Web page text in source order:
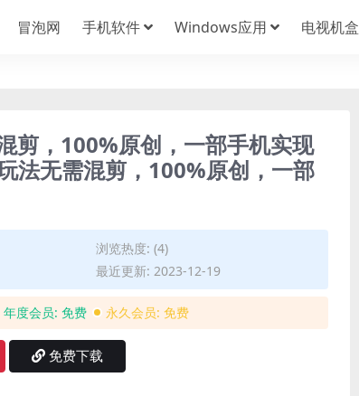
冒泡网 手机软件 Windows应用 电视机盒
剪，100%原创，一部手机实现
法无需混剪，100%原创，一部
浏览热度: (4)
最近更新: 2023-12-19
年度会员: 免费 永久会员: 免费
免费下载